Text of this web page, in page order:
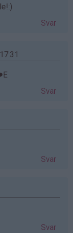
Svar
Svar
Svar
Svar